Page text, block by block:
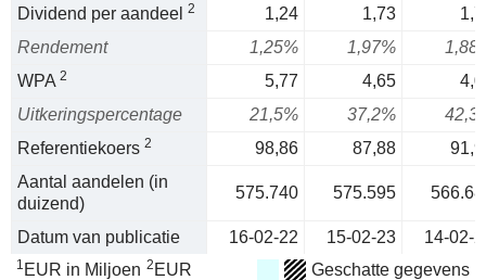
Dividend per aandeel 2 1,24 1,73
Rendement
1,25% 1,97%
WPA 2 5,77 4,65
Uitkeringspercentage
21,5% 37,2%
Referentiekoers 2 98,86 87,88
Aantal aandelen (in
duizend)
575.740 575.595
Datum van publicatie 16-02-22 15-02-23 14-02-
1 EUR in Miljoen 2 EUR Geschatte gegevens